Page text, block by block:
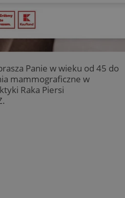
Panie w wieku od 45 do
mammograficzne w
Raka Piersi